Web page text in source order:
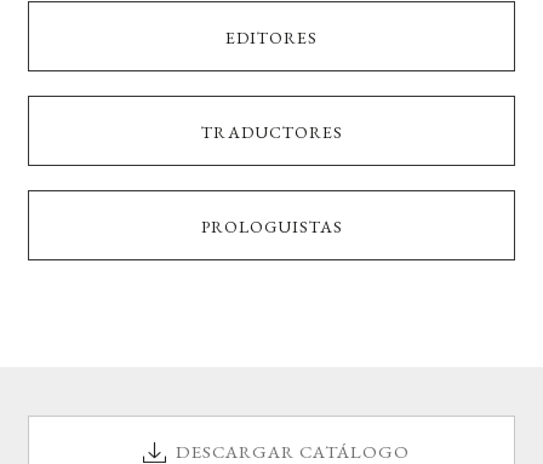
EDITORES
TRADUCTORES
PROLOGUISTAS
DESCARGAR CATÁLOGO